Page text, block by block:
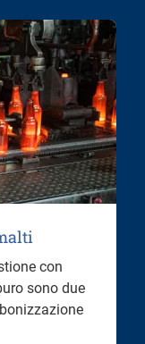
con
sono due